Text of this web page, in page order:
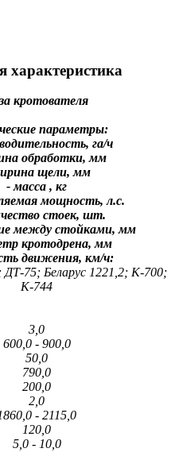
характеристика
кротователя
параметры:
га/ч
обработки, мм
щели, мм
- масса , кг
мощность, л.с.
стоек, шт.
между стойками, мм
кротодрена, мм
движения, км/ч:
75; Беларус 1221,2; К-700;
К-744
3,0
600,0 - 900,0
50,0
790,0
200,0
2,0
- 2115,0
120,0
5,0 - 10,0